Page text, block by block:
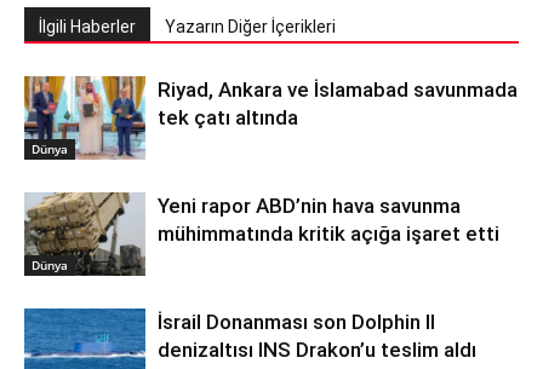
İlgili Haberler Yazarın Diğer İçerikleri
Dünya
Riyad, Ankara ve İslamabad savunmada
tek çatı altında
Dünya
Yeni rapor ABD’nin hava savunma
mühimmatında kritik açığa işaret etti
İsrail Donanması son Dolphin II
denizaltısı INS Drakon’u teslim aldı